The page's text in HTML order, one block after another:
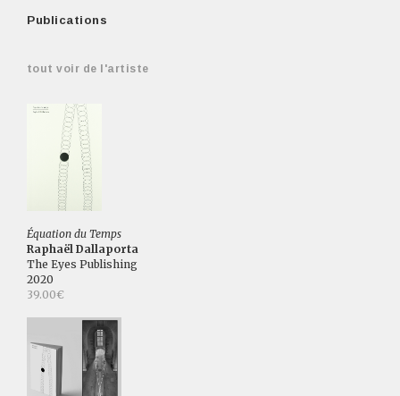
Publications
tout voir de l'artiste
Équation du Temps
Raphaël Dallaporta
The Eyes Publishing
2020
39.00€